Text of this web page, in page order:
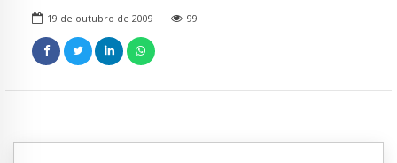
19 de outubro de 2009 99